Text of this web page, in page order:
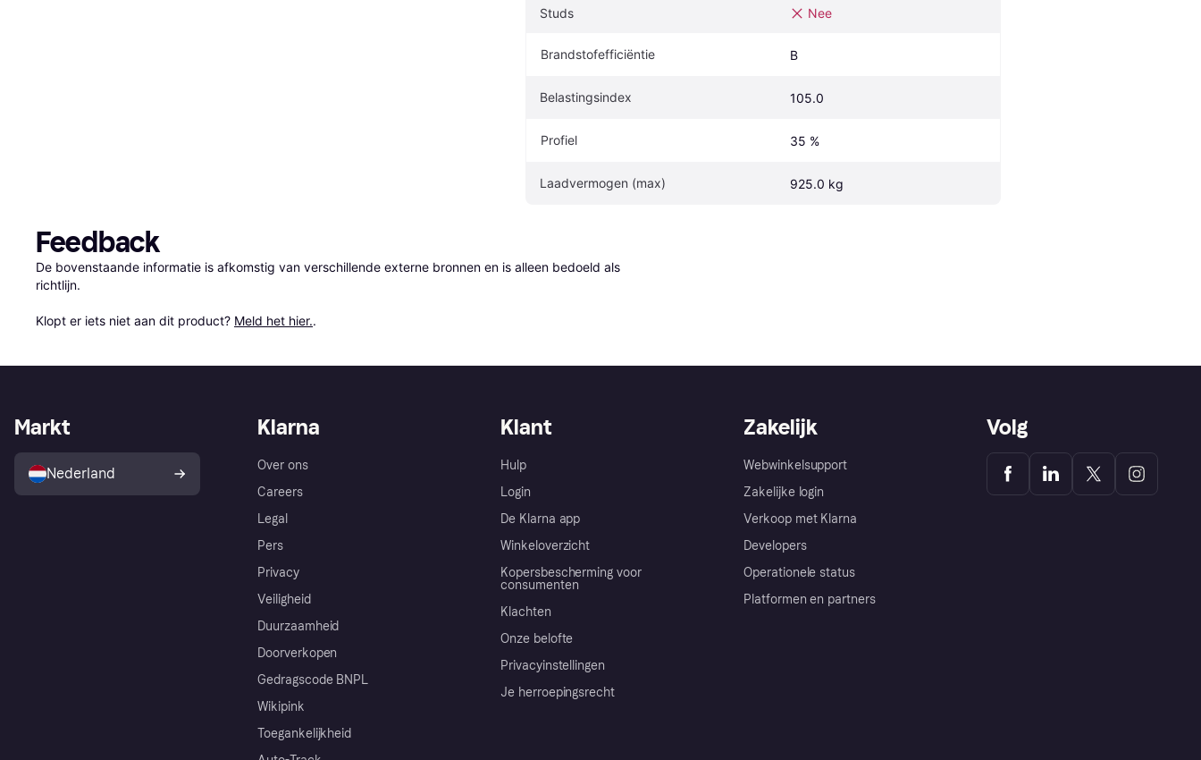
Studs Nee
Brandstofefficiëntie B
Belastingsindex 105.0
Profiel 35 %
Laadvermogen (max) 925.0 kg
Feedback
De bovenstaande informatie is afkomstig van verschillende externe bronnen en is alleen bedoeld als
richtlijn.
Klopt er iets niet aan dit product? Meld het hier..
Klarna
Over ons
Careers
Legal
Pers
Privacy
Veiligheid
Duurzaamheid
Doorverkopen
Gedragscode BNPL
Wikipink
Toegankelijkheid
Klant
Hulp
Login
De Klarna app
Winkeloverzicht
Kopersbescherming voor
consumenten
Klachten
Onze belofte
Privacyinstellingen
Je herroepingsrecht
Zakelijk
Webwinkelsupport
Zakelijke login
Verkoop met Klarna
Developers
Operationele status
Platformen en partners
Markt
Nederland
Volg